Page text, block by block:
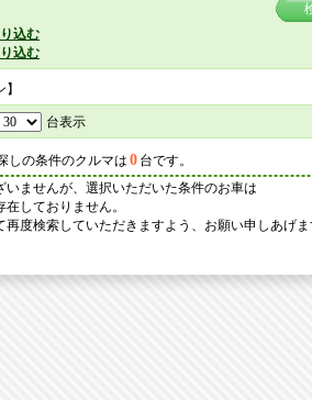
込む
込む
台表示
しの条件のクルマは 0 台です。
ませんが、選択いただいた条件のお車は
しておりません。
度検索していただきますよう、お願い申しあげ